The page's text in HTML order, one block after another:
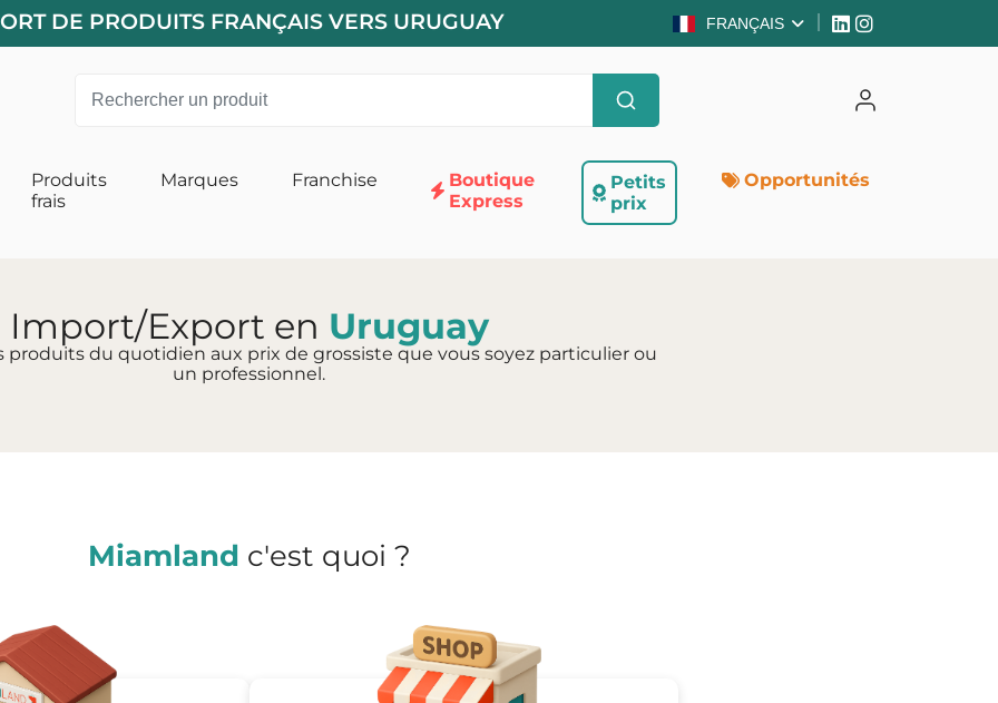
DE PRODUITS FRANÇAIS VERS URUGUAY FRANÇAIS
Accessoires
Produits
frais
Marques Franchise
Boutique
Express
Petits
prix
Opportunités
Import/Export en Uruguay
produits du quotidien aux prix de grossiste que vous soyez particulier ou
un professionnel.
Miamland c'est quoi ?